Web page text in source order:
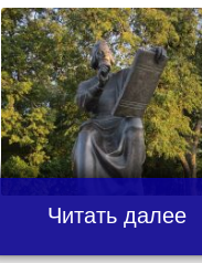
Читать далее